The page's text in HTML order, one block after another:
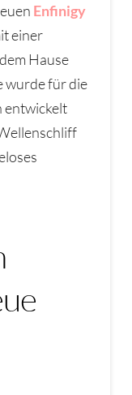
Enfinigy
einer
Hause
wurde für die
entwickelt